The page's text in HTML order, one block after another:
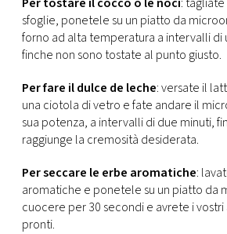
sfoglie, ponetele su un piatto da
forno ad alta temperatura a intervalli di
finche non sono tostate al punto giusto.
Per fare il dulce de leche: versate il
una ciotola di vetro e fate andare il
sua potenza, a intervalli di due minuti,
raggiunge la cremosità desiderata.
Per seccare le erbe aromatiche:
aromatiche e ponetele su un piatto da
cuocere per 30 secondi e avrete i
pronti.